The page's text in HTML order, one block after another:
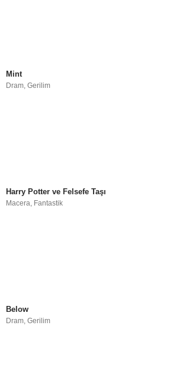
Mint
Dram,Gerilim
Harry Potter ve Felsefe Taşı
Macera, Fantastik
Below
Dram,Gerilim